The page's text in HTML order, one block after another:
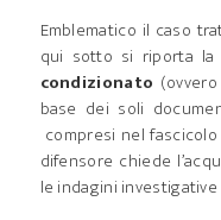
Emblematico il caso
qui sotto si riporta la
condizionato
base dei soli
compresi nel
difensore chiede
le indagini